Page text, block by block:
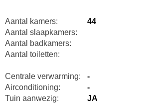
Aantal kamers:
44
Aantal slaapkamers:
Aantal badkamers:
Aantal toiletten:
Centrale verwarming:
-
Airconditioning:
-
Tuin aanwezig:
JA